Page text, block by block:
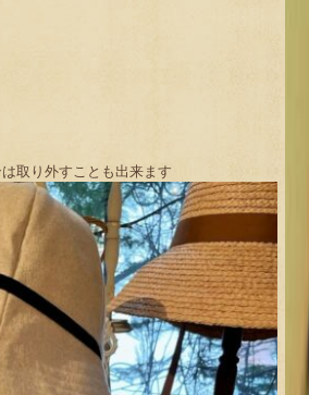
は取り外すことも出来ます